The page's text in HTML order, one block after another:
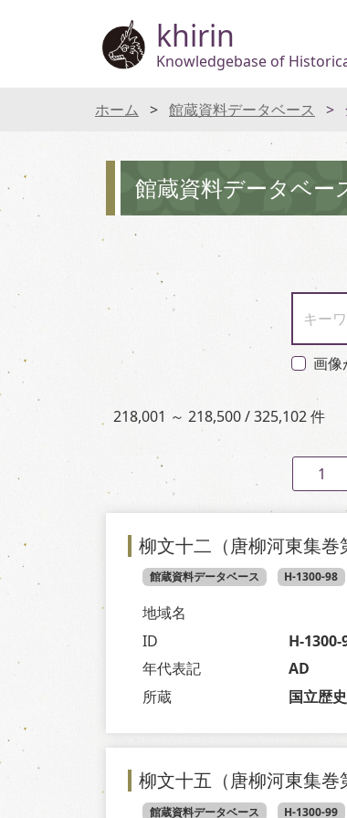
khirin
Knowledgebase of
ホーム 館蔵資料データベース
館蔵資料データベー
キー
画像
218,001 ～ 218,500 / 325,102 件
1
柳文十二（唐柳河東集巻
館蔵資料データベース H-1300-98
地域名
ID
H-1300-
年代表記
AD
所蔵
国立歴
柳文十五（唐柳河東集巻
館蔵資料データベース H-1300-99